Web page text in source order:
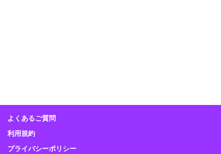
よくあるご質問
利用規約
プライバシーポリシー